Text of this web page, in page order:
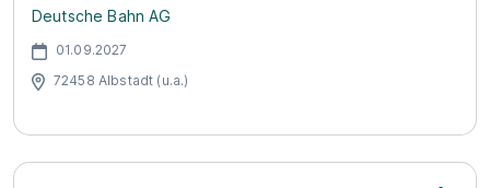
Deutsche Bahn AG
01.09.2027
72458 Albstadt (u.a.)